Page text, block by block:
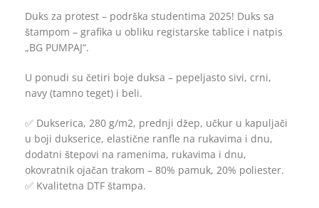
Duks za protest – podrška studentima 2025! Duks sa
štampom – grafika u obliku registarske tablice i natpis
„BG PUMPAJ“.
U ponudi su četiri boje duksa – pepeljasto sivi, crni,
navy (tamno teget) i beli.
✅ Dukserica, 280 g/m2, prednji džep, učkur u kapuljači
u boji dukserice, elastične ranfle na rukavima i dnu,
dodatni štepovi na ramenima, rukavima i dnu,
okovratnik ojačan trakom – 80% pamuk, 20% poliester.
✅ Kvalitetna DTF štampa.